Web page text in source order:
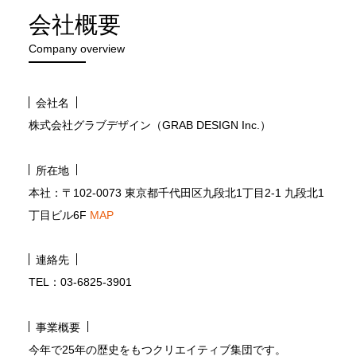
会社概要
Company overview
会社名
株式会社グラブデザイン（GRAB DESIGN Inc.）
所在地
本社：〒102-0073 東京都千代田区九段北1丁目2-1 九段北1
丁目ビル6F MAP
連絡先
TEL：03-6825-3901
事業概要
今年で25年の歴史をもつクリエイティブ集団です。